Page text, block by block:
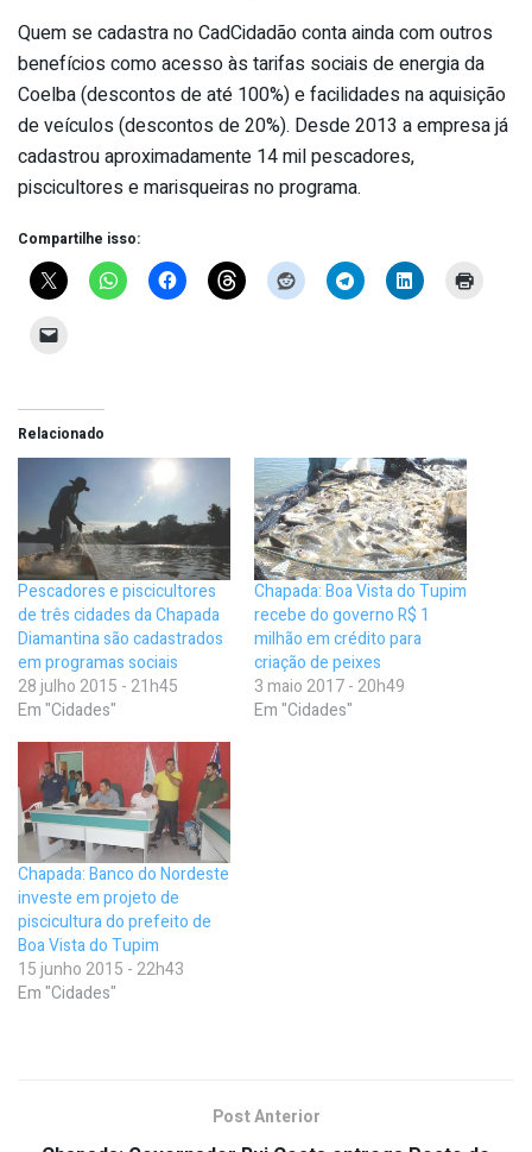
Quem se cadastra no CadCidadão conta ainda com outros
benefícios como acesso às tarifas sociais de energia da
Coelba (descontos de até 100%) e facilidades na aquisição
de veículos (descontos de 20%). Desde 2013 a empresa já
cadastrou aproximadamente 14 mil pescadores,
piscicultores e marisqueiras no programa.
Compartilhe isso:
Relacionado
Pescadores e piscicultores
de três cidades da Chapada
Diamantina são cadastrados
em programas sociais
28 julho 2015 - 21h45
Em "Cidades"
Chapada: Boa Vista do Tupim
recebe do governo R$ 1
milhão em crédito para
criação de peixes
3 maio 2017 - 20h49
Em "Cidades"
Chapada: Banco do Nordeste
investe em projeto de
piscicultura do prefeito de
Boa Vista do Tupim
15 junho 2015 - 22h43
Em "Cidades"
Post Anterior